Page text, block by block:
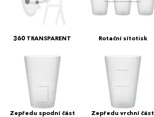
360 TRANSPARENT Rotační sítotisk
Zepředu spodní část Zepředu vrchní část